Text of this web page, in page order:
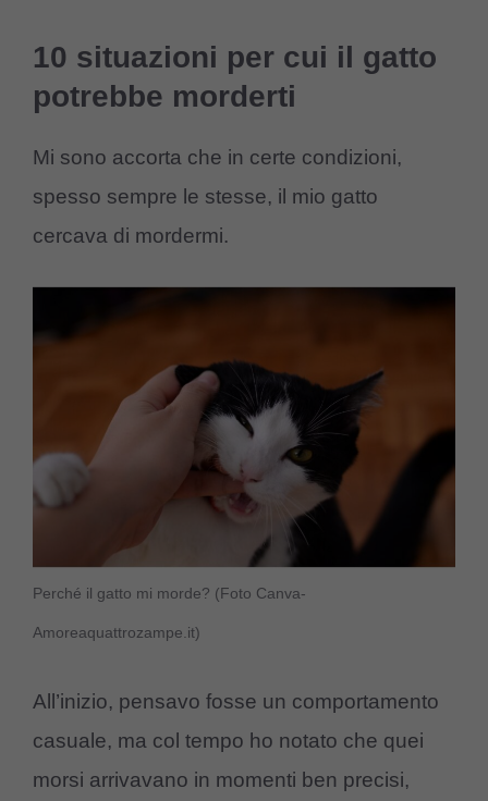
10 situazioni per cui il gatto
potrebbe morderti
Mi sono accorta che in certe condizioni,
spesso sempre le stesse, il mio gatto
cercava di mordermi.
Perché il gatto mi morde? (Foto Canva-
Amoreaquattrozampe.it)
All’inizio, pensavo fosse un comportamento
casuale, ma col tempo ho notato che quei
morsi arrivavano in momenti ben precisi,